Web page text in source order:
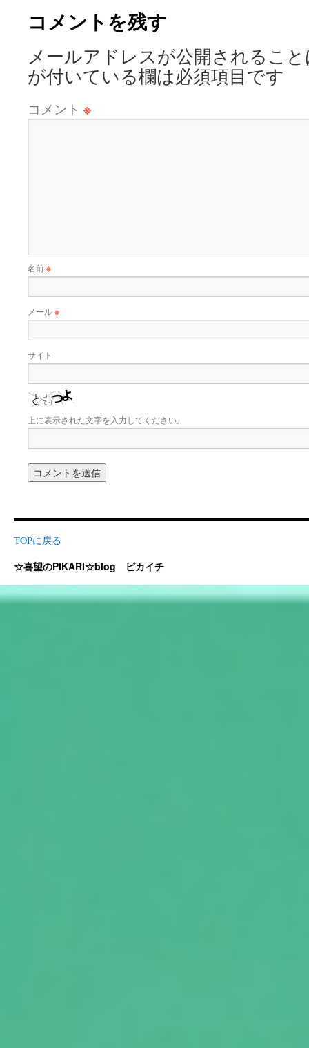
コメントを残す
メールアドレスが公開されるこ
が付いている欄は必須項目です
コメント ※
名前※
メール※
サイト
上に表示された文字を入力してください。
TOPに戻る
☆喜望のPIKARI☆blog ピカイチ